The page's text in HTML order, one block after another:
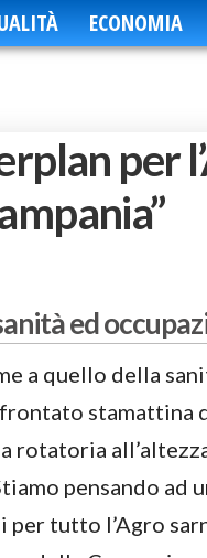
ECONOMIA
per
ed
a quello della
stamattina
rotatoria
pensando ad
tutto l’Agro